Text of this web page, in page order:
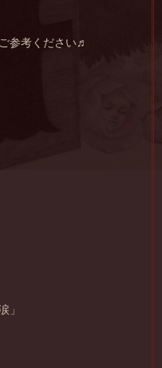
参考ください♬
」